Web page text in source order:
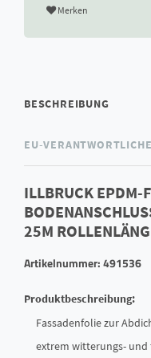
Merken
BESCHREIBUNG
EU-
ILLBRUCK EPDM-
25M
Artikelnummer: 491536
Produktbeschreibung:
Fassadenfolie zur
extrem witterungs-